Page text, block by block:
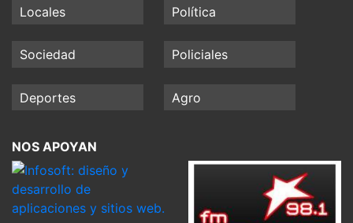
Locales
Política
Sociedad Policiales
Deportes Agro
NOS APOYAN